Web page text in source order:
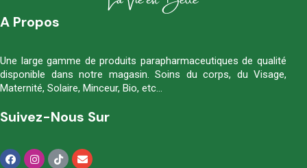
A Propos
Une large gamme de produits parapharmaceutiques de qualité
disponible dans notre magasin. Soins du corps, du Visage,
Maternité, Solaire, Minceur, Bio, etc…
Suivez-Nous Sur